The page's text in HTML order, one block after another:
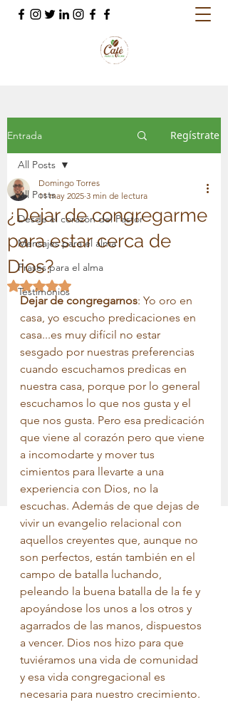
Entrada Regístrate
All Posts
Desde el corazón del Pastor
Mensajes para el alma
Frases para el alma
Testimonios
All Posts
¿Dejar de congregarme
para estar cerca de
Dios?
Domingo Torres
11 may 2025 3 min de lectura
Obtuvo NaN de 5 estrellas.
Dejar de congregarnos: Yo oro en
casa, yo escucho predicaciones en
casa...es muy difícil no estar
sesgado por nuestras preferencias
cuando escuchamos predicas en
nuestra casa, porque por lo general
escuchamos lo que nos gusta y el
que nos gusta. Pero esa predicación
que viene al corazón pero que viene
a incomodarte y mover tus
cimientos para llevarte a una
experiencia con Dios, no la
escuchas. Además de que dejas de
vivir un evangelio relacional con
aquellos creyentes que, aunque no
son perfectos, están también en el
campo de batalla luchando,
peleando la buena batalla de la fe y
apoyándose los unos a los otros y
agarrados de las manos, dispuestos
a vencer. Dios nos hizo para que
tuviéramos una vida de comunidad
y esa vida congregacional es
necesaria para nuestro crecimiento.